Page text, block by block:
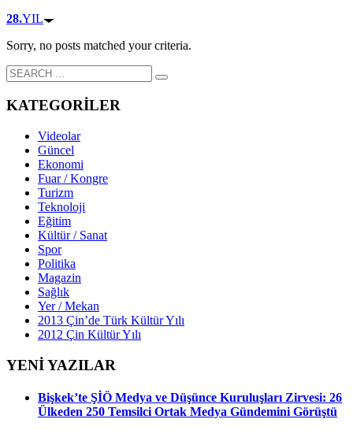
28.YIL
Sorry, no posts matched your criteria.
KATEGORİLER
Videolar
Güncel
Ekonomi
Fuar / Kongre
Turizm
Teknoloji
Eğitim
Kültür / Sanat
Spor
Politika
Magazin
Sağlık
Yer / Mekan
2013 Çin’de Türk Kültür Yılı
2012 Çin Kültür Yılı
YENİ YAZILAR
Bişkek’te ŞİÖ Medya ve Düşünce Kuruluşları Zirvesi: 26
Ülkeden 250 Temsilci Ortak Medya Gündemini Görüştü